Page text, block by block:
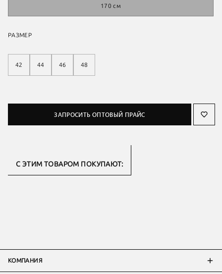
170 см
РАЗМЕР
42 44 46 48
ЗАПРОСИТЬ ОПТОВЫЙ ПРАЙС
С ЭТИМ ТОВАРОМ ПОКУПАЮТ:
КОМПАНИЯ